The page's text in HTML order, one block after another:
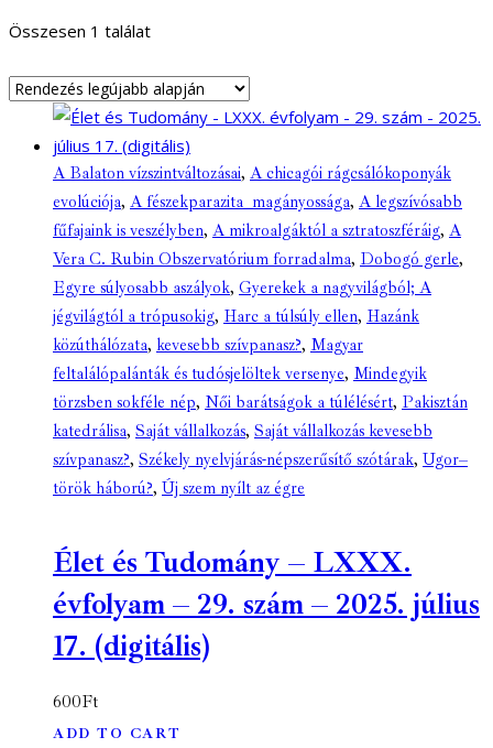
Összesen 1 találat
A Balaton vízszintváltozásai, A chicagói rágcsálókoponyák
evolúciója, A fészekparazita magányossága, A legszívósabb
fűfajaink is veszélyben, A mikroalgáktól a sztratoszféráig, A
Vera C. Rubin Obszervatórium forradalma, Dobogó gerle,
Egyre súlyosabb aszályok, Gyerekek a nagyvilágból; A
jégvilágtól a trópusokig, Harc a túlsúly ellen, Hazánk
közúthálózata, kevesebb szívpanasz?, Magyar
feltalálópalánták és tudósjelöltek versenye, Mindegyik
törzsben sokféle nép, Női barátságok a túlélésért, Pakisztán
katedrálisa, Saját vállalkozás, Saját vállalkozás kevesebb
szívpanasz?, Székely nyelvjárás-népszerűsítő szótárak, Ugor–
török háború?, Új szem nyílt az égre
Élet és Tudomány – LXXX.
évfolyam – 29. szám – 2025. július
17. (digitális)
600Ft
ADD TO CART